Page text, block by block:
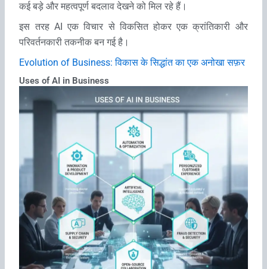
कई बड़े और महत्‍वपूर्ण बदलाव देखने को मिल रहे हैं।
इस तरह AI एक विचार से विकसित होकर एक क्रांतिकारी और
परिवर्तनकारी तकनीक बन गई है।
Evolution of Business: विकास के सिद्धांत का एक अनोखा सफ़र
Uses of AI in Business